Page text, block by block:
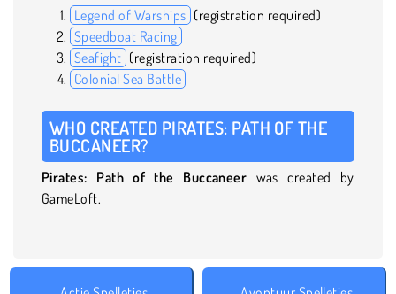
Legend of Warships (registration required)
Speedboat Racing
Seafight (registration required)
Colonial Sea Battle
WHO CREATED PIRATES: PATH OF THE
BUCCANEER?
Pirates: Path of the Buccaneer was created by
GameLoft.